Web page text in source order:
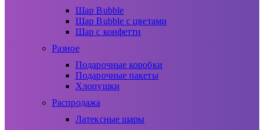
Шар Bubble
Шар Bubble с цветами
Шар с конфетти
Разное
Подарочные коробки
Подарочные пакеты
Хлопушки
Распродажа
Латексные шары